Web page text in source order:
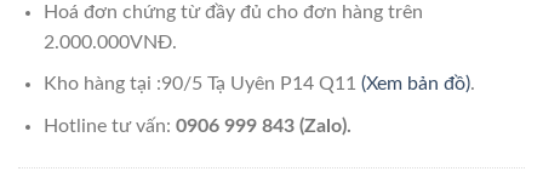
Hoá đơn chứng từ đầy đủ cho đơn hàng trên
2.000.000VNĐ.
Kho hàng tại :90/5 Tạ Uyên P14 Q11 (Xem bản đồ).
Hotline tư vấn: 0906 999 843 (Zalo).